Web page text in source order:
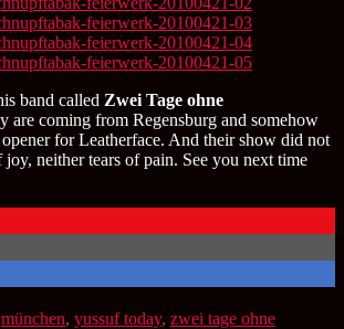
band called Zwei Tage ohne
are coming from Regensburg and somehow
for Leatherface. And their show did not
joy, neither tears of pain. See you next time
münchen, yussuf today, zwei tage ohne